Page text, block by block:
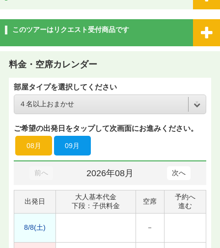
このツアーはリクエスト受付商品です
料金・空席カレンダー
部屋タイプを選択してください
ご希望の出発日をタップして次画面にお進みください。
08月 09月
前へ 2026年08月 次へ
出発日
大人基本代金
下段：子供料金
空席
予約へ
進む
8/8(土) －